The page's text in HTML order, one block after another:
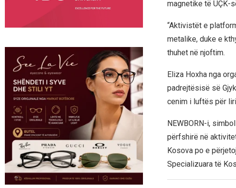
magnetike të UÇK-
“Aktivistët e
metalike, duke e
thuhet në njoftim.
Eliza Hoxha nga
padrejtësisë së
cenim i luftës për
NEWBORN-i,
përfshirë në
Kosova po e
Specializuara të